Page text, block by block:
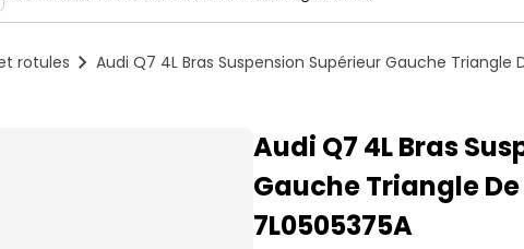
rotules Audi Q7 4L Bras Suspension Supérieur Gauche Triangle
Audi Q7 4L Bras
Gauche Triangle
7L0505375A